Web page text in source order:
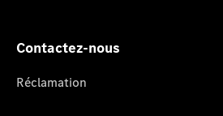
Contactez-nous
Réclamation